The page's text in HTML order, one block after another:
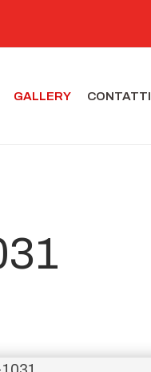
GALLERY CONTATTI